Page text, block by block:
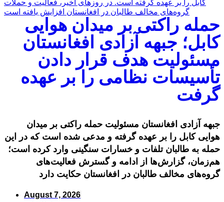
حمله راکتی بر میدان هوایی
کابل؛ جبهه آزادی افغانستان
مسئولیت هدف قرار دادن
تأسیسات نظامی را بر عهده
گرفت
جبهه آزادی افغانستان مسئولیت حمله راکتی بر میدان
هوایی کابل را بر عهده گرفته و مدعی شده است که در این
حمله به طالبان تلفات و خسارات سنگینی وارد کرده است؛
هم‌زمان، گزارش‌ها از ادامه و گسترش فعالیت‌های
گروه‌های مخالف طالبان در افغانستان حکایت دارد
August 7, 2026